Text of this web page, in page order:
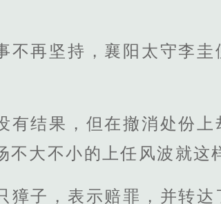
不再坚持，襄阳太守李圭
有结果，但在撤消处份上
大不小的上任风波就这
獐子，表示赔罪，并转达